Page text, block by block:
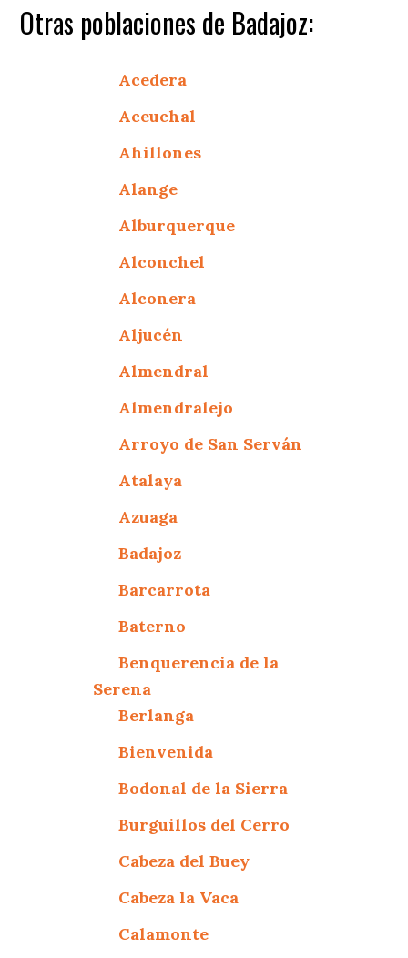
Otras poblaciones de Badajoz:
Acedera
Aceuchal
Ahillones
Alange
Alburquerque
Alconchel
Alconera
Aljucén
Almendral
Almendralejo
Arroyo de San Serván
Atalaya
Azuaga
Badajoz
Barcarrota
Baterno
Benquerencia de la
Serena
Berlanga
Bienvenida
Bodonal de la Sierra
Burguillos del Cerro
Cabeza del Buey
Cabeza la Vaca
Calamonte